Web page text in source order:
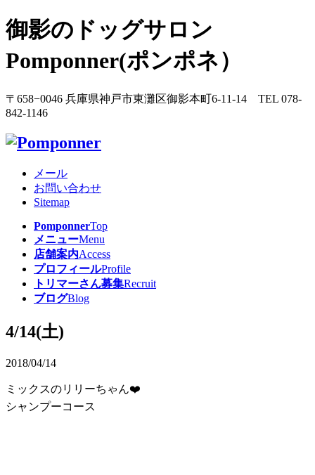
御影のドッグサロン
Pomponner(ポンポネ）
〒658−0046 兵庫県神戸市東灘区御影本町6-11-14 TEL 078-
842-1146
メール
お問い合わせ
Sitemap
PomponnerTop
メニューMenu
店舗案内Access
プロフィールProfile
トリマーさん募集Recruit
ブログBlog
4/14(土)
2018/04/14
ミックスのリリーちゃん❤️
シャンプーコース